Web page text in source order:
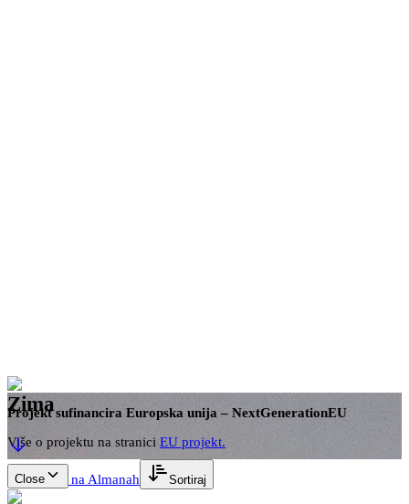
Projekt sufinancira Europska unija – NextGenerationEU
Više o projektu na stranici EU projekt.
Close
Zima
Natrag na Almanah Sortiraj